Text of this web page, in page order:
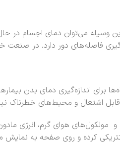
وسیله می‌توان دمای اجسام در
فاصله‌های دور دارد. در
برای اندازه‌گیری دمای بدن
اشتعال و محیط‌های خطرناک نیز
هوای گرم، انرژی
کرده و روی صفحه به نمایش